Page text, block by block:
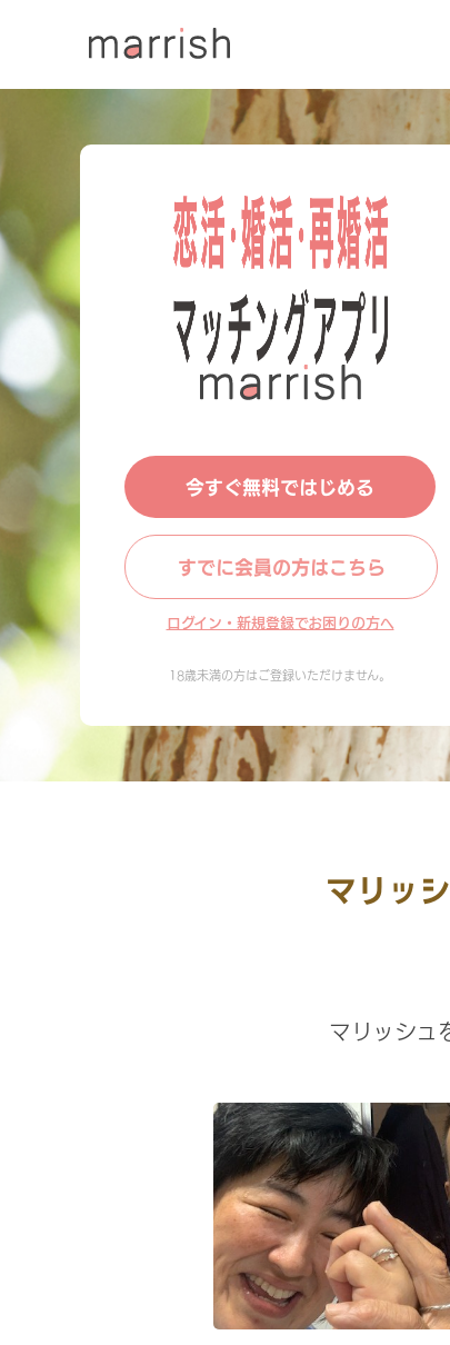
今すぐ無料ではじめる
すでに会員の方はこちら
ログイン・新規登録でお困りの方へ
18歳未満の方はご登録いただけません。
マリッ
マリッシュ